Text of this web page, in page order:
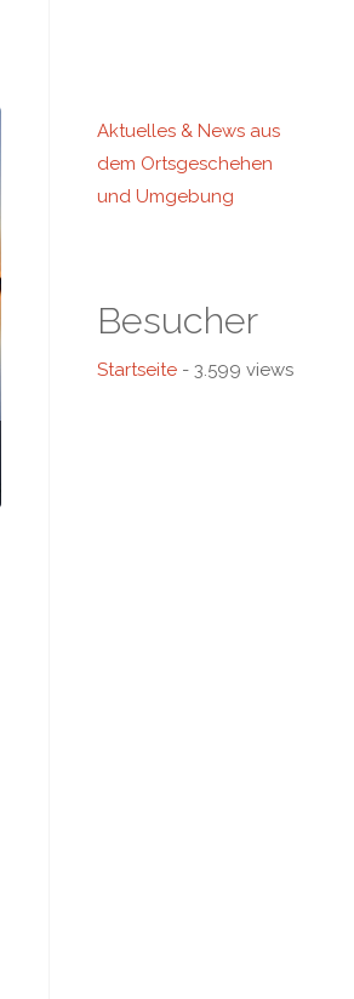
Aktuelles & News aus
dem Ortsgeschehen
und Umgebung
Besucher
Startseite - 3.599 views